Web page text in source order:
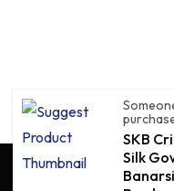
Copyright © 2026
SKB
Silk